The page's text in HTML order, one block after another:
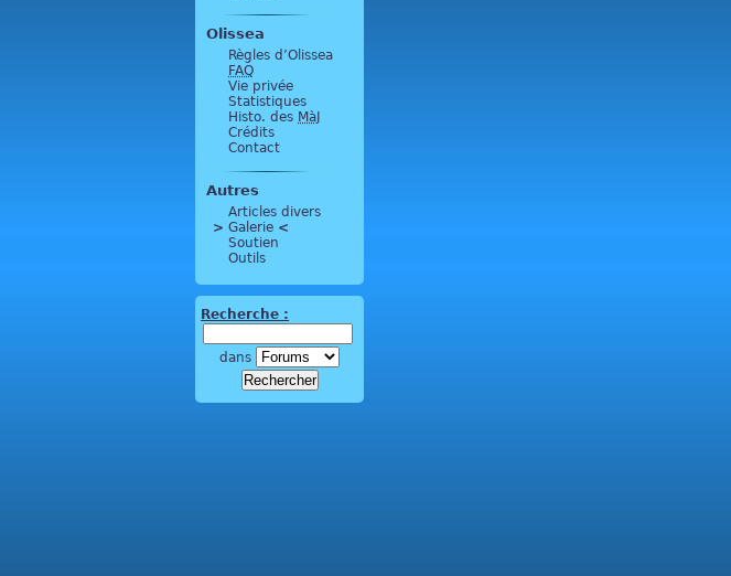
Olissea
Règles d’Olissea
FAQ
Vie privée
Statistiques
Histo. des MàJ
Crédits
Contact
Autres
Articles divers
> Galerie <
Soutien
Outils
Recherche :
dans